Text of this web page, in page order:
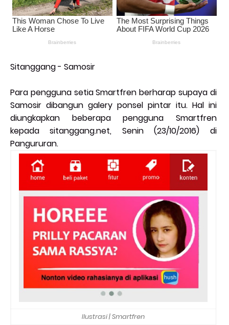
Sitanggang - Samosir
Para pengguna setia Smartfren berharap supaya di
Samosir dibangun galery ponsel pintar itu. Hal ini
diungkapkan beberapa pengguna Smartfren
kepada sitanggang.net, Senin (23/10/2016) di
Pangururan.
Ilustrasi | Smartfren